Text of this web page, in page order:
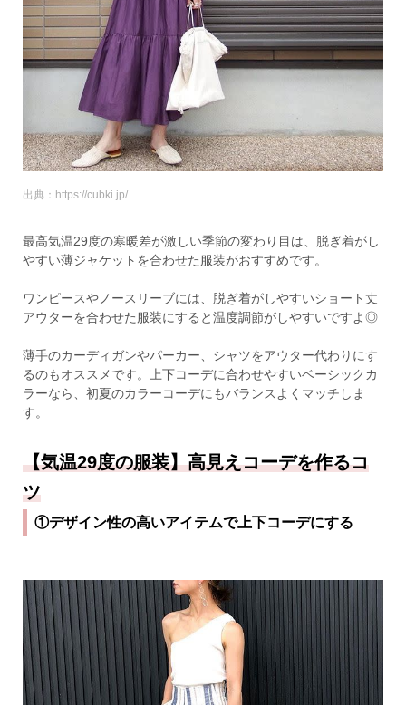
出典：https://cubki.jp/
最高気温29度の寒暖差が激しい季節の変わり目は、脱ぎ着がし
やすい薄ジャケットを合わせた服装がおすすめです。
ワンピースやノースリーブには、脱ぎ着がしやすいショート丈
アウターを合わせた服装にすると温度調節がしやすいですよ◎
薄手のカーディガンやパーカー、シャツをアウター代わりにす
るのもオススメです。上下コーデに合わせやすいベーシックカ
ラーなら、初夏のカラーコーデにもバランスよくマッチしま
す。
【気温29度の服装】高見えコーデを作るコ
ツ
①デザイン性の高いアイテムで上下コーデにする